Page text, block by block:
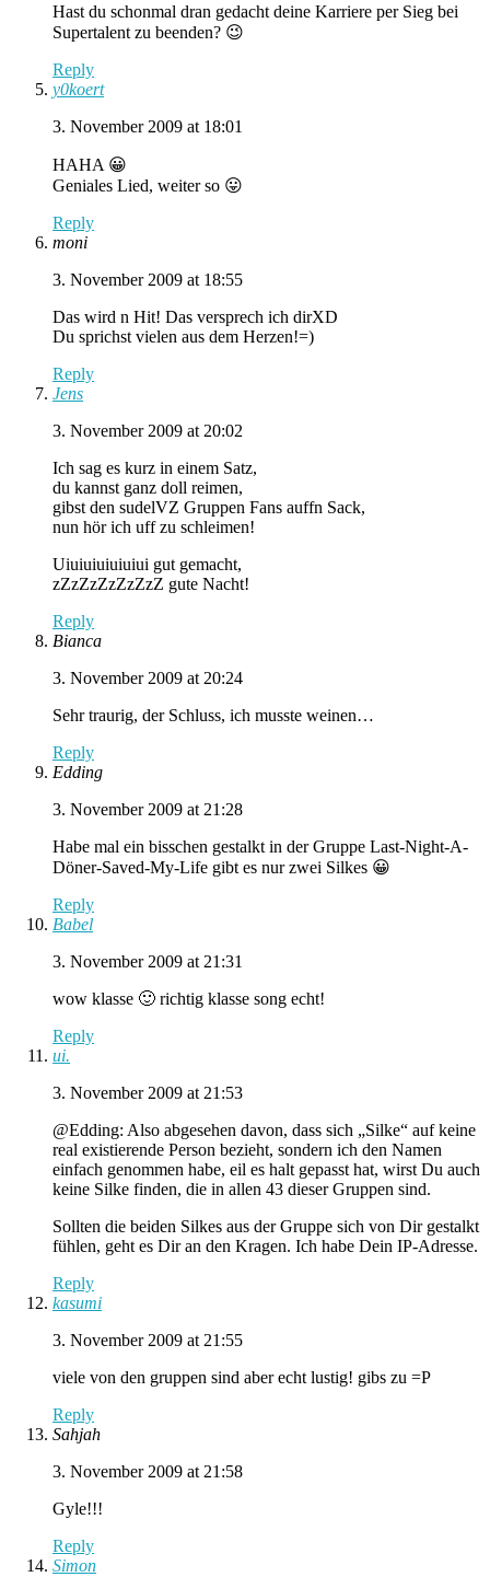
Hast du schonmal dran gedacht deine Karriere per Sieg bei
Supertalent zu beenden? 😉
Reply
y0koert
3. November 2009 at 18:01
HAHA 😀
Geniales Lied, weiter so 😛
Reply
moni
3. November 2009 at 18:55
Das wird n Hit! Das versprech ich dirXD
Du sprichst vielen aus dem Herzen!=)
Reply
Jens
3. November 2009 at 20:02
Ich sag es kurz in einem Satz,
du kannst ganz doll reimen,
gibst den sudelVZ Gruppen Fans auffn Sack,
nun hör ich uff zu schleimen!
Uiuiuiuiuiuiui gut gemacht,
zZzZzZzZzZzZ gute Nacht!
Reply
Bianca
3. November 2009 at 20:24
Sehr traurig, der Schluss, ich musste weinen…
Reply
Edding
3. November 2009 at 21:28
Habe mal ein bisschen gestalkt in der Gruppe Last-Night-A-
Döner-Saved-My-Life gibt es nur zwei Silkes 😀
Reply
Babel
3. November 2009 at 21:31
wow klasse 🙂 richtig klasse song echt!
Reply
ui.
3. November 2009 at 21:53
@Edding: Also abgesehen davon, dass sich „Silke“ auf keine
real existierende Person bezieht, sondern ich den Namen
einfach genommen habe, eil es halt gepasst hat, wirst Du auch
keine Silke finden, die in allen 43 dieser Gruppen sind.
Sollten die beiden Silkes aus der Gruppe sich von Dir gestalkt
fühlen, geht es Dir an den Kragen. Ich habe Dein IP-Adresse.
Reply
kasumi
3. November 2009 at 21:55
viele von den gruppen sind aber echt lustig! gibs zu =P
Reply
Sahjah
3. November 2009 at 21:58
Gyle!!!
Reply
Simon